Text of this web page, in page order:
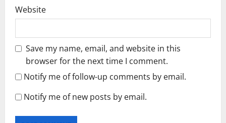
Website
Save my name, email, and website in this
browser for the next time I comment.
Notify me of follow-up comments by email.
Notify me of new posts by email.